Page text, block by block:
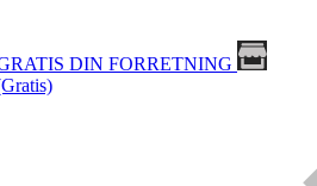
DIN FORRETNING